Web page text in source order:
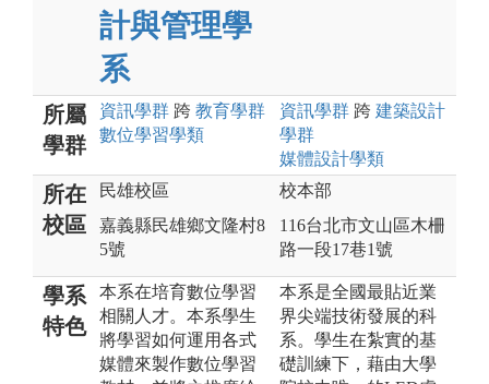
計與管理學
系
所屬
學群
資訊學群 跨 教育學群
數位學習學類
資訊學群 跨 建築設計
學群
媒體設計學類
所在
校區
民雄校區
嘉義縣民雄鄉文隆村8
5號
校本部
116台北市文山區木柵
路一段17巷1號
學系
特色
本系在培育數位學習
相關人才。本系學生
將學習如何運用各式
媒體來製作數位學習
本系是全國最貼近業
界尖端技術發展的科
系。學生在紮實的基
礎訓練下，藉由大學